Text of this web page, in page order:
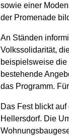
sowie einer
der Promenade
An Ständen
Volkssolidarität,
beispielsweise
bestehende
das Programm.
Das Fest blickt
Hellersdorf. Die